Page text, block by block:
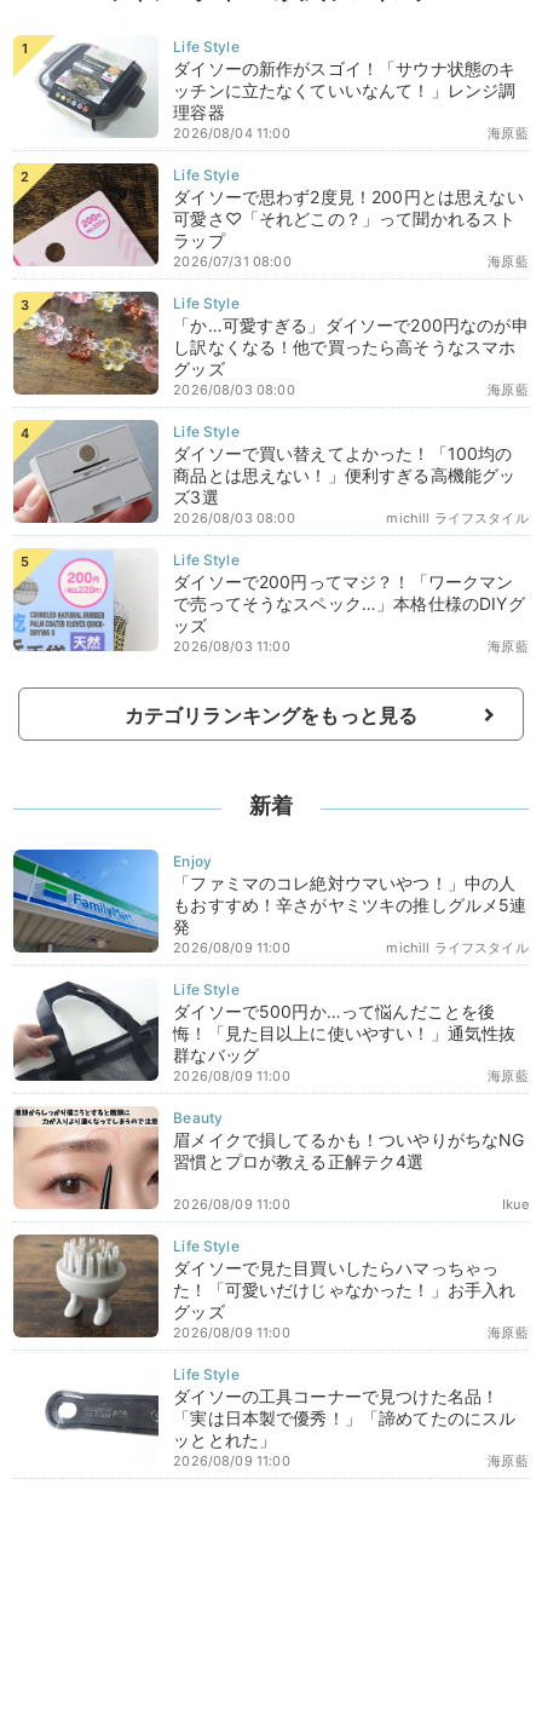
ダイソーの新作がスゴイ！「サウナ状態のキ
ッチンに立たなくていいなんて！」レンジ調
理容器
海原藍
2026/08/04 11:00
ダイソーで思わず2度見！200円とは思えない
可愛さ♡「それどこの？」って聞かれるスト
ラップ
海原藍
2026/07/31 08:00
「か…可愛すぎる」ダイソーで200円なのが申
し訳なくなる！他で買ったら高そうなスマホ
グッズ
海原藍
2026/08/03 08:00
ダイソーで買い替えてよかった！「100均の
商品とは思えない！」便利すぎる高機能グッ
ズ3選
michill ライフスタイル
2026/08/03 08:00
ダイソーで200円ってマジ？！「ワークマン
で売ってそうなスペック…」本格仕様のDIYグ
ッズ
海原藍
2026/08/03 11:00
カテゴリランキングをもっと見る
新着
「ファミマのコレ絶対ウマいやつ！」中の人
もおすすめ！辛さがヤミツキの推しグルメ5連
発
michill ライフスタイル
2026/08/09 11:00
ダイソーで500円か…って悩んだことを後
悔！「見た目以上に使いやすい！」通気性抜
群なバッグ
海原藍
2026/08/09 11:00
眉メイクで損してるかも！ついやりがちなNG
習慣とプロが教える正解テク4選
Ikue
2026/08/09 11:00
ダイソーで見た目買いしたらハマっちゃっ
た！「可愛いだけじゃなかった！」お手入れ
グッズ
海原藍
2026/08/09 11:00
ダイソーの工具コーナーで見つけた名品！
「実は日本製で優秀！」「諦めてたのにスル
ッととれた」
海原藍
2026/08/09 11:00